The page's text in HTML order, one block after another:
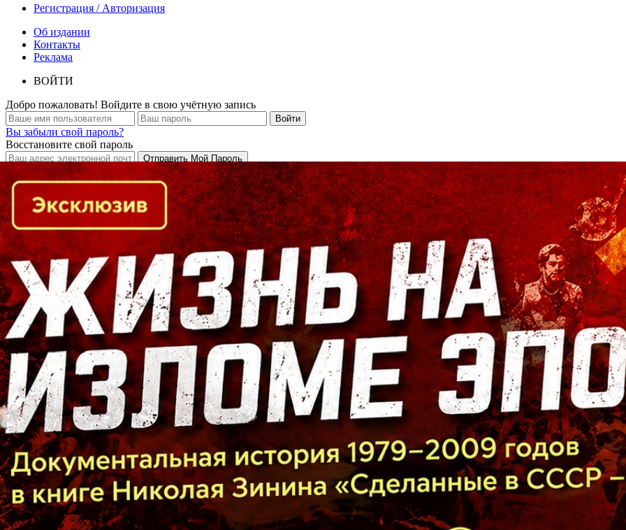
Регистрация / Авторизация
Об издании
Контакты
Реклама
ВОЙТИ
Добро пожаловать! Войдите в свою учётную запись
Вы забыли свой пароль?
Восстановите свой пароль
Кто есть кто в Байкальском регионе